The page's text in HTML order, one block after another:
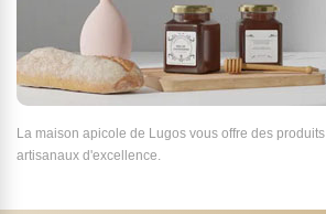
La maison apicole de Lugos vous offre des produits
artisanaux d'excellence.